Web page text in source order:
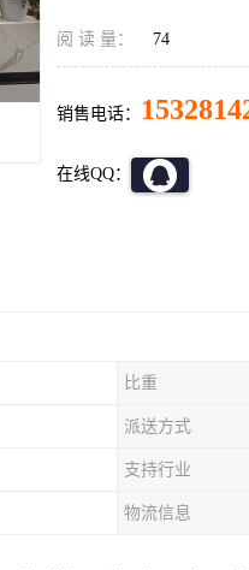
阅 读 量： 74
销售电话：
在线QQ：
比重
派送方式
支持行业
物流信息